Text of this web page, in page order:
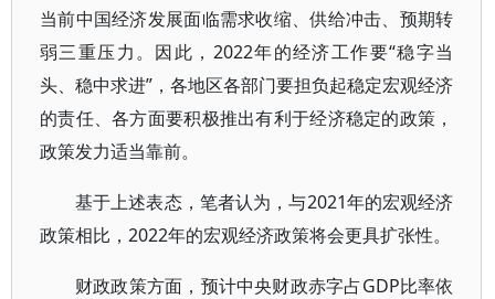
当前中国经济发展面临需求收缩、供给冲击、预期转
弱三重压力。因此，2022年的经济工作要“稳字当
头、稳中求进”，各地区各部门要担负起稳定宏观经济
的责任、各方面要积极推出有利于经济稳定的政策，
政策发力适当靠前。
基于上述表态，笔者认为，与2021年的宏观经济
政策相比，2022年的宏观经济政策将会更具扩张性。
财政政策方面，预计中央财政赤字占GDP比率依